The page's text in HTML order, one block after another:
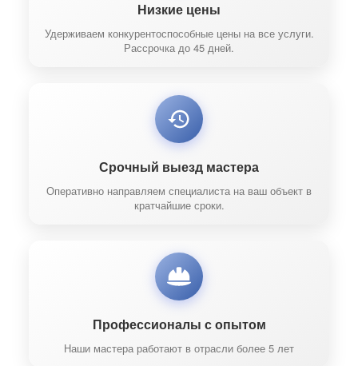
Низкие цены
Удерживаем конкурентоспособные цены на все услуги.
Рассрочка до 45 дней.
Срочный выезд мастера
Оперативно направляем специалиста на ваш объект в
кратчайшие сроки.
Профессионалы с опытом
Наши мастера работают в отрасли более 5 лет